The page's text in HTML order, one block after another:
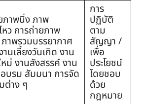
ภาพนิ่ง ภาพ
หว การถ่ายภาพ
าพรวมบรรยากาศ
นเลี้ยงวันเกิด งาน
หม่ งานสังสรรค์ งาน
บรม สัมมนา การจัด
ต่าง ๆ
การ
ปฏิบัติ
ตาม
สัญญา /
เพื่อ
ประโยชน์
โดยชอบ
ด้วย
กฎหมาย